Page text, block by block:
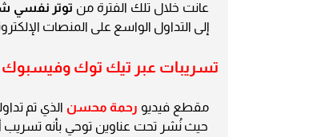
عانت خلال تلك الفترة من توتر نفسي
إلى التداول الواسع على المنصات
تسريبات عبر تيك توك وفيسبوك
مقطع فيديو رحمة محسن الذي تم
حيث نُشر تحت عناوين توحي بأنه تسريب